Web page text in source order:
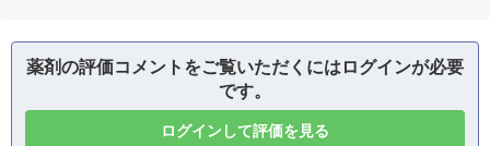
薬剤の評価コメントをご覧いただくにはログインが必要
です。
ログインして評価を見る